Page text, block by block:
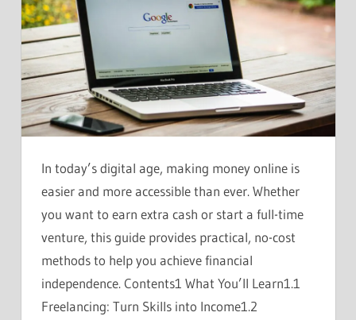
In today’s digital age, making money online is
easier and more accessible than ever. Whether
you want to earn extra cash or start a full-time
venture, this guide provides practical, no-cost
methods to help you achieve financial
independence. Contents1 What You’ll Learn1.1
Freelancing: Turn Skills into Income1.2